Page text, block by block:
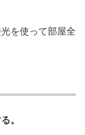
を使って部屋全
。